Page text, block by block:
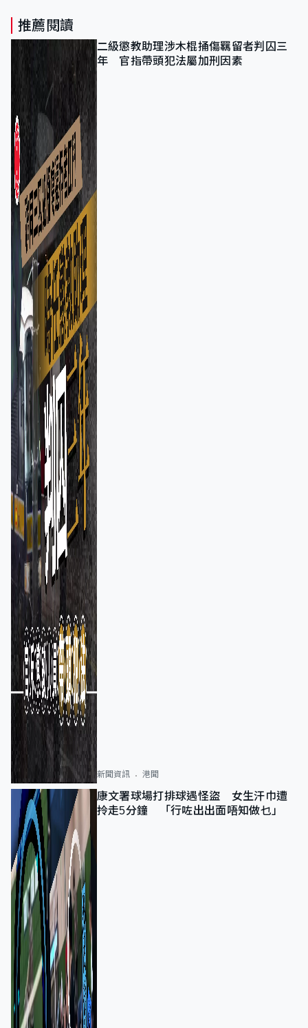
推薦閱讀
二級懲教助理涉木棍捅傷羈留者判囚三
年 官指帶頭犯法屬加刑因素
新聞資訊 港聞
康文署球場打排球遇怪盜 女生汗巾遭
拎走5分鐘 「行咗出出面唔知做乜」